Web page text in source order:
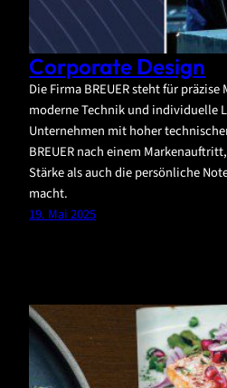
Corporate Design
Die Firma BREUER steht für
moderne Technik und individuelle
Unternehmen mit hoher
BREUER nach einem
Stärke als auch die persönliche
macht.
19. Mai 2025